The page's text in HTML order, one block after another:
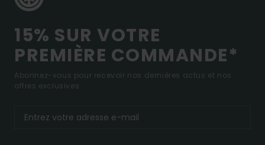
15% SUR VOTRE
PREMIÈRE COMMANDE*
Abonnez-vous pour recevoir nos dernières actus et nos
offres exclusives.